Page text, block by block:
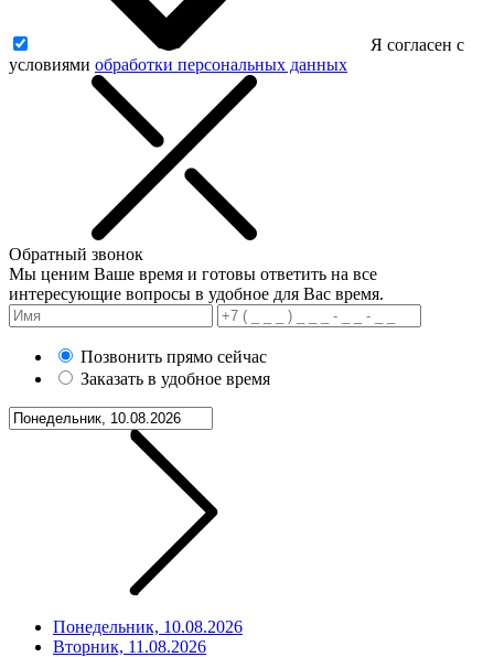
Я согласен с
условиями обработки персональных данных
Обратный звонок
Мы ценим Ваше время и готовы ответить на все
интересующие вопросы в удобное для Вас время.
Позвонить прямо сейчас
Заказать в удобное время
Понедельник, 10.08.2026
Вторник, 11.08.2026